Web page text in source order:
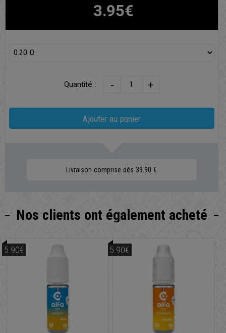
3.95€
Quantité : - +
Ajouter au panier
Livraison comprise dès 39.90 €
Nos clients ont également acheté
5.90€ 5.90€